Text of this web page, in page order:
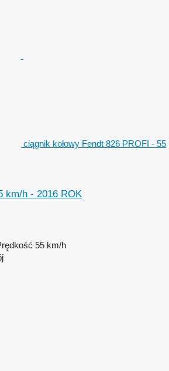
ciągnik kołowy Fendt 826 PROFI - 55
km/h - 2016 ROK
55 km/h